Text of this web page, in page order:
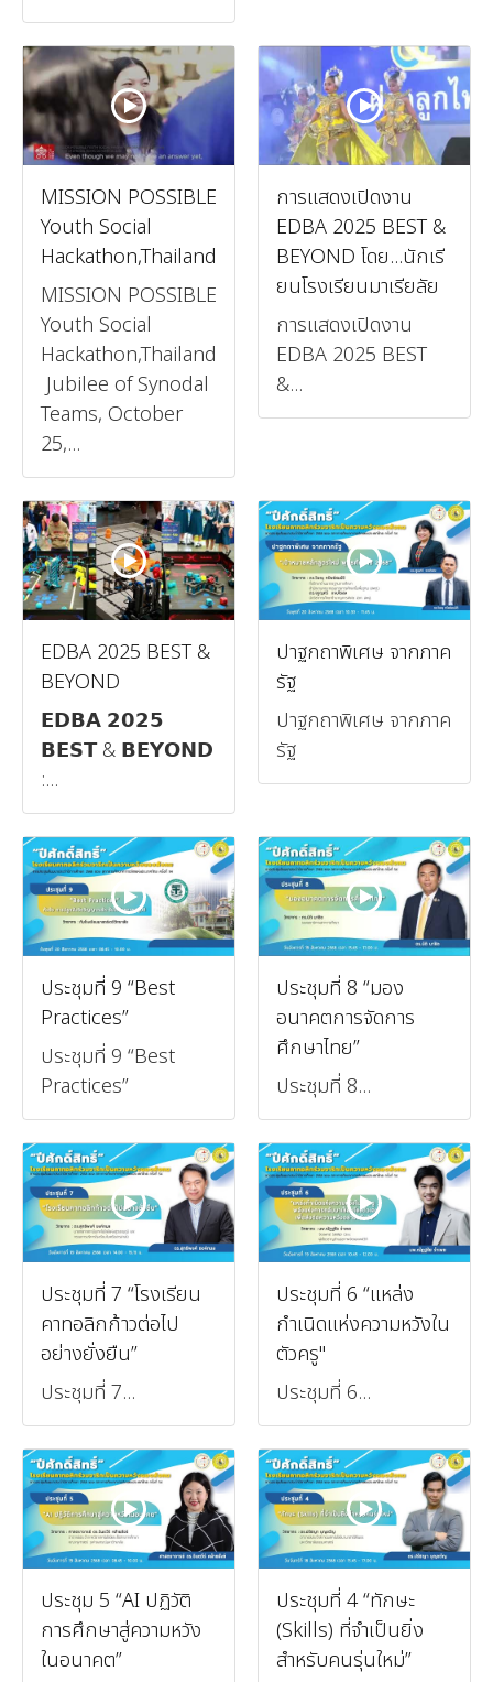
MISSION POSSIBLE
Youth Social
Hackathon,Thailand
MISSION POSSIBLE
Youth Social
Hackathon,Thailand
Jubilee of Synodal
Teams, October
25,...
การแสดงเปิดงาน
EDBA 2025 BEST &
BEYOND โดย...นักเรี
ยนโรงเรียนมาเรียลัย
การแสดงเปิดงาน
EDBA 2025 BEST
&...
EDBA 2025 BEST &
BEYOND
𝗘𝗗𝗕𝗔 𝟮𝟬𝟮𝟱
𝗕𝗘𝗦𝗧 & 𝗕𝗘𝗬𝗢𝗡𝗗
:...
ปาฐกถาพิเศษ จากภาค
รัฐ
ปาฐกถาพิเศษ จากภาค
รัฐ
ประชุมที่ 9 “Best
Practices”
ประชุมที่ 9 “Best
Practices”
ประชุมที่ 8 “มอง
อนาคตการจัดการ
ศึกษาไทย”
ประชุมที่ 8...
ประชุมที่ 7 “โรงเรียน
คาทอลิกก้าวต่อไป
อย่างยั่งยืน”
ประชุมที่ 7...
ประชุมที่ 6 “แหล่ง
กำเนิดแห่งความหวังใน
ตัวครู"
ประชุมที่ 6...
ประชุม 5 “AI ปฏิวัติ
การศึกษาสู่ความหวัง
ในอนาคต”
ประชุมที่ 4 “ทักษะ
(Skills) ที่จำเป็นยิ่ง
สำหรับคนรุ่นใหม่”